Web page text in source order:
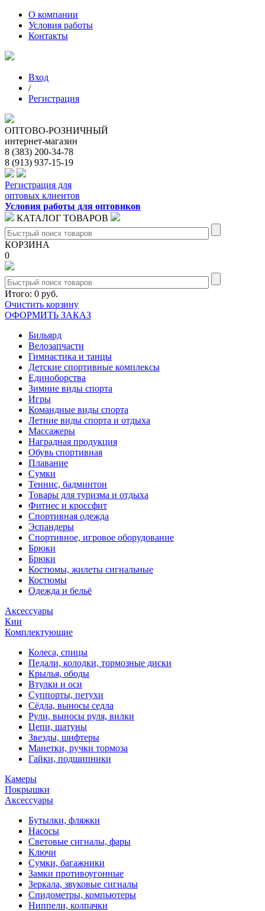
О компании
Условия работы
Контакты
Вход
/
Регистрация
ОПТОВО-РОЗНИЧНЫЙ
интернет-магазин
8 (383) 200-34-78
8 (913) 937-15-19
Регистрация для
оптовых клиентов
Условия работы для оптовиков
КАТАЛОГ ТОВАРОВ
КОРЗИНА
0
Итого: 0 руб.
Очистить корзину
ОФОРМИТЬ ЗАКАЗ
Бильярд
Велозапчасти
Гимнастика и танцы
Детские спортивные комплексы
Единоборства
Зимние виды спорта
Игры
Командные виды спорта
Летние виды спорта и отдыха
Массажеры
Наградная продукция
Обувь спортивная
Плавание
Сумки
Теннис, бадминтон
Товары для туризма и отдыха
Фитнес и кроссфит
Спортивная одежда
Эспандеры
Спортивное, игровое оборудование
Брюки
Брюки
Костюмы, жилеты сигнальные
Костюмы
Одежда и бельё
Аксессуары
Кии
Комплектующие
Колеса, спицы
Педали, колодки, тормозные диски
Крылья, ободы
Втулки и оси
Суппорты, петухи
Сёдла, выносы седла
Рули, выносы руля, вилки
Цепи, шатуны
Звезды, шифтеры
Манетки, ручки тормоза
Гайки, подшипники
Камеры
Покрышки
Аксессуары
Бутылки, фляжки
Насосы
Световые сигналы, фары
Ключи
Сумки, багажники
Замки противоугонные
Зеркала, звуковые сигналы
Спидометры, компьютеры
Ниппели, колпачки